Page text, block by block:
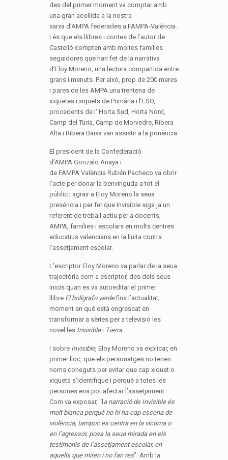
des del primer moment va comptar amb
una gran acollida a la nostra
xarxa d’AMPA federades a FAMPA-València.
I és que els llibres i contes de l’autor de
Castelló compten amb moltes famílies
seguidores que han fet de la narrativa
d’Eloy Moreno, una lectura compartida entre
grans i menuts. Per això, prop de 200 mares
i pares de les AMPA una trentena de
xiquetes i xiquets de Primària i l’ESO,
procedents de l’ Horta Sud, Horta Nord,
Camp del Túria, Camp de Morvedre, Ribera
Alta i Ribera Baixa van assistir a la ponència.
El president de la Confederació
d’AMPA Gonzalo Anaya i
de FAMPA València Rubén Pacheco va obrir
l’acte per donar la benvinguda a tot el
públic i agrair a Eloy Moreno la seua
presència i per fer que Invisible siga ja un
referent de treball actiu per a docents,
AMPA, famílies i escolars en molts centres
educatius valencians en la lluita contra
l’assetjament escolar.
L’escriptor Eloy Moreno va parlar de la seua
trajectòria com a escriptor, des dels seus
inicis quan es va autoeditar el primer
llibre El bolígrafo verdefins l’actualitat;
moment en què està engrescat en
transformar a sèries per a televisió les
novel·les Invisiblei Tierra.
I sobreInvisible, Eloy Moreno va explicar, en
primer lloc, que els personatges no tenen
noms coneguts per evitar que cap xiquet o
xiqueta s’identifique i perquè a totes les
persones ens pot afectar l’assetjament.
Com va exposar, “la narració de Invisible és
molt blanca perquè no hi ha cap escena de
violència, tampoc es centra en la víctima o
en l’agressor, posa la seua mirada en els
testimonis de l’assetjament escolar, en
aquells que miren i no fan res”. Amb la